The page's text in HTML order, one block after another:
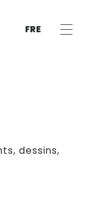
FRE
dessins,